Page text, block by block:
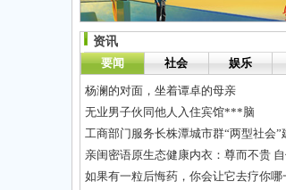
资讯
要闻
社会 娱乐
杨澜的对面，坐着谭卓的母亲
无业男子伙同他人入住宾馆***脑
工商部门服务长株潭城市群“两型社会”
亲闺密语原生态健康内衣：尊而不贵
如果有一粒后悔药，你会让它去疗你哪